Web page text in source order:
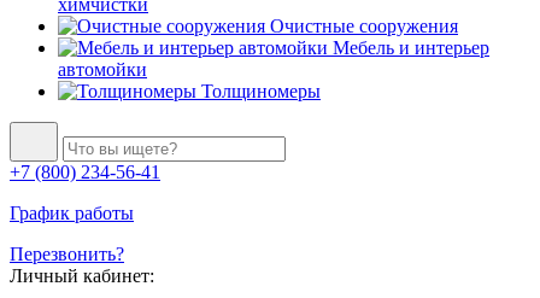
химчистки
Очистные сооружения
Мебель и интерьер
автомойки
Толщиномеры
+7 (800) 234-56-41
График работы
Перезвонить?
Личный кабинет: